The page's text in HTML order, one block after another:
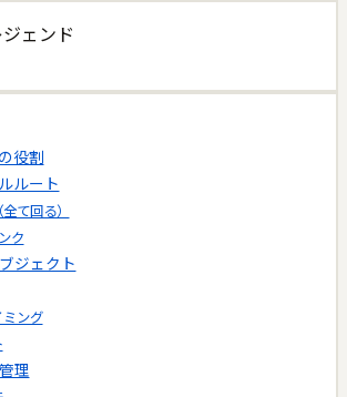
ェンド
役割
ルート
て回る）
ク
ジェクト
ング
理